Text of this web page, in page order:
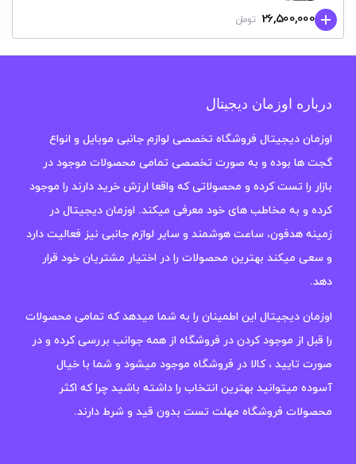
26,500,000 تومان
درباره اوزمان دیجیتال
اوزمان دیجیتال فروشگاه تخصصی لوازم جانبی موبایل و انواع
گجت ها بوده و به صورت تخصصی تمامی محصولات موجود در
بازار را تست کرده و محصولاتی که واقعا ارزش خرید دارند را موجود
کرده و به مخاطب های خود معرفی میکند. اوزمان دیجیتال در
زمینه هدفون، ساعت هوشمند و سایر لوازم جانبی نیز فعالیت دارد
و سعی میکند بهترین محصولات را در اختیار مشتریان خود قرار
دهد.
اوزمان دیجیتال این اطمینان را به شما میدهد که تمامی محصولات
را قبل از موجود کردن در فروشگاه از همه جوانب بررسی کرده و در
صورت تایید ، کالا در فروشگاه موجود میشود و شما با خیال
آسوده میتوانید بهترین انتخاب را داشته باشید چرا که اکثر
محصولات فروشگاه مهلت تست بدون قید و شرط دارند.